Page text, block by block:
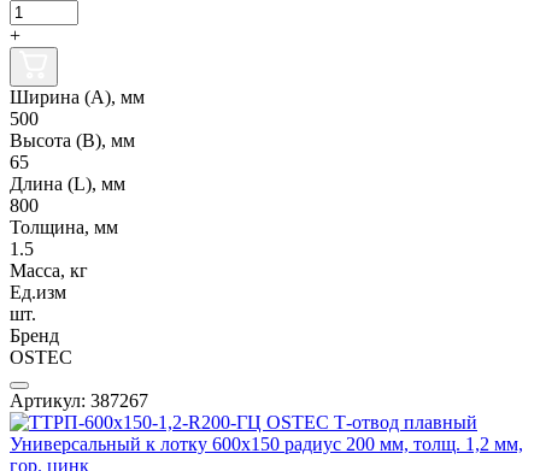
+
Ширина (А), мм
500
Высота (В), мм
65
Длина (L), мм
800
Толщина, мм
1.5
Масса, кг
Ед.изм
шт.
Бренд
OSTEC
Артикул: 387267